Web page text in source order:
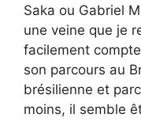
Saka ou Gabriel
une veine que je
facilement
son parcours au
brésilienne et
moins, il semble